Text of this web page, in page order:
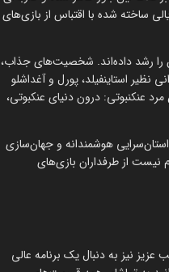
ساخته شده با اقتباس از بازی‌های
را رشد داده‌اند. شخصیت‌های جذاب،
استاینفیلد، پورل و آغداشلو
عنکنبوتی: درون دنیای عنکبوتی،
هوشمندانه و جهان‌سازی
نیست از طرفداران بازی‌های
نیز به دنبال یک برنامه عالی